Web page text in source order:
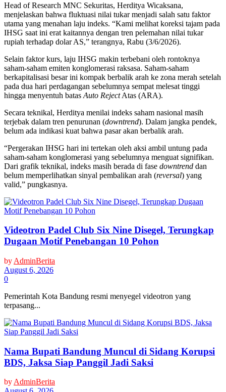
Head of Research MNC Sekuritas, Herditya Wicaksana,
menjelaskan bahwa fluktuasi nilai tukar menjadi salah satu faktor
utama yang menahan laju indeks. “Kami melihat koreksi tajam pada
IHSG saat ini erat kaitannya dengan tren pelemahan nilai tukar
rupiah terhadap dolar AS,” terangnya, Rabu (3/6/2026).
Selain faktor kurs, laju IHSG makin terbebani oleh rontoknya
saham-saham emiten konglomerasi raksasa. Saham-saham
berkapitalisasi besar ini kompak berbalik arah ke zona merah setelah
pada dua hari perdagangan sebelumnya sempat melesat tinggi
hingga menyentuh batas Auto RejectAtas (ARA).
Secara teknikal, Herditya menilai indeks saham nasional masih
terjebak dalam tren penurunan (downtrend). Dalam jangka pendek,
belum ada indikasi kuat bahwa pasar akan berbalik arah.
“Pergerakan IHSG hari ini tertekan oleh aksi ambil untung pada
saham-saham konglomerasi yang sebelumnya menguat signifikan.
Dari grafik teknikal, indeks masih berada di fase downtrend dan
belum memperlihatkan sinyal pembalikan arah (reversal) yang
valid,” pungkasnya.
Videotron Padel Club Six Nine Disegel, Terungkap
Dugaan Motif Penebangan 10 Pohon
by AdminBerita
August 6, 2026
0
Pemerintah Kota Bandung resmi menyegel videotron yang
terpasang...
Nama Bupati Bandung Muncul di Sidang Korupsi
BDS, Jaksa Siap Panggil Jadi Saksi
by AdminBerita